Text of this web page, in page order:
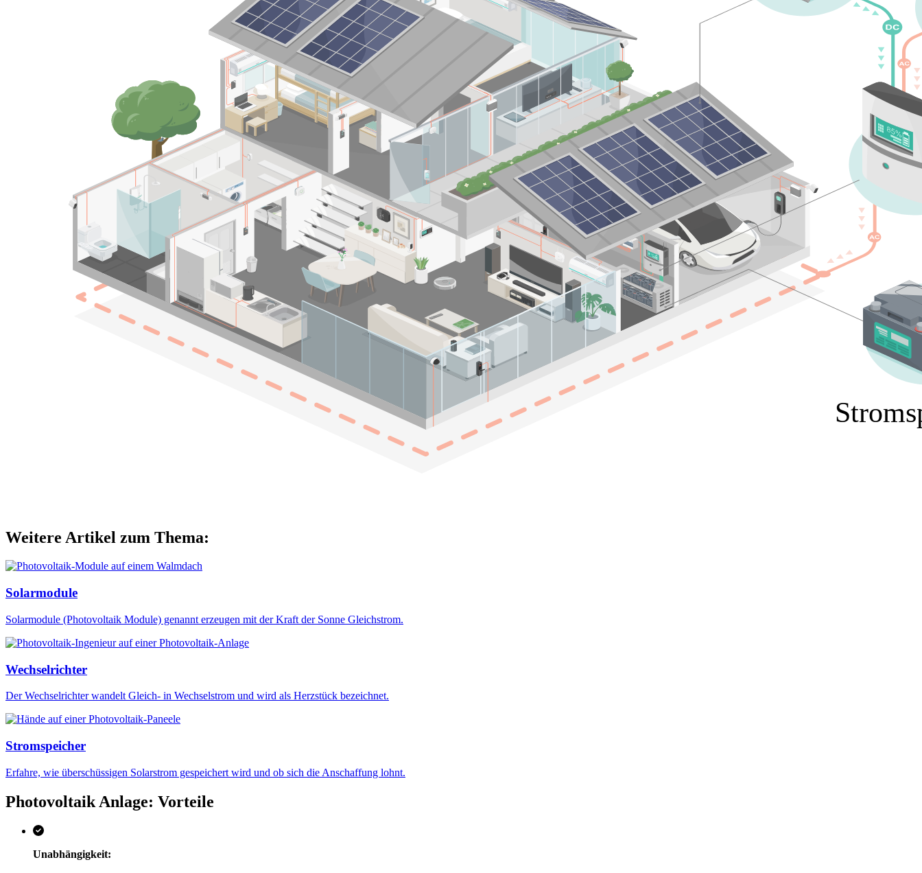
Weitere Artikel zum Thema:
Solarmodule
Solarmodule (Photovoltaik Module) genannt erzeugen mit der Kraft der Sonne Gleichstrom.
Wechselrichter
Der Wechselrichter wandelt Gleich- in Wechselstrom und wird als Herzstück bezeichnet.
Stromspeicher
Erfahre, wie überschüssigen Solarstrom gespeichert wird und ob sich die Anschaffung lohnt.
Photovoltaik Anlage: Vorteile
Unabhängigkeit: